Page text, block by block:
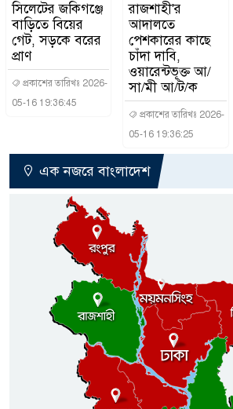
সিলেটের জকিগঞ্জে
বাড়িতে বিয়ের
গেট, সড়কে বরের
প্রাণ
প্রকাশের তারিখঃ 2026-
05-16 19:36:45
রাজশাহী'র
আদালতে
পেশকারের কাছে
চাঁদা দাবি,
ওয়ারেন্টভূক্ত আ/
সা/মী আ/ট/ক
প্রকাশের তারিখঃ 2026-
05-16 19:36:25
এক নজরে বাংলাদেশ